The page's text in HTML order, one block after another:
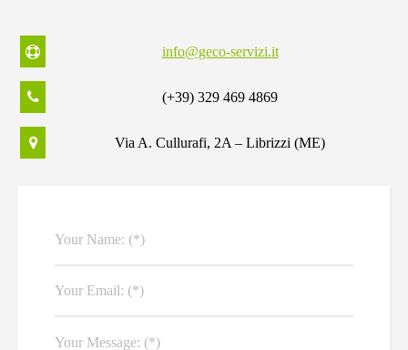
info@geco-servizi.it
(+39) 329 469 4869
Via A. Cullurafi, 2A – Librizzi (ME)